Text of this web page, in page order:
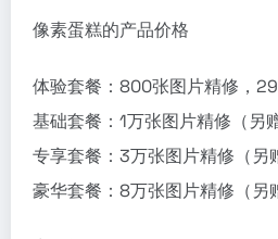
像素蛋糕的产品价格
体验套餐：800张图片精修，
基础套餐：1万张图片精修（
专享套餐：3万张图片精修（
豪华套餐：8万张图片精修（另